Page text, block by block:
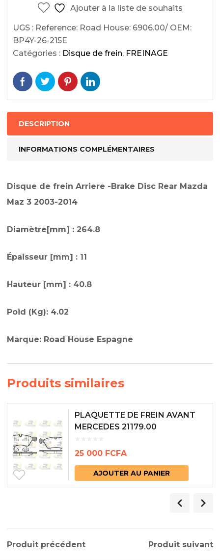
Ajouter à la liste de souhaits
UGS : Reference: Road House: 6906.00/ OEM:
BP4Y-26-215E
Catégories : Disque de frein, FREINAGE
DESCRIPTION
INFORMATIONS COMPLÉMENTAIRES
Disque de frein Arriere -Brake Disc Rear Mazda
Maz 3 2003-2014
Diamètre[mm] : 264.8
Épaisseur [mm] : 11
Hauteur [mm] : 40.8
Poid (Kg): 4.02
Marque: Road House Espagne
Produits similaires
PLAQUETTE DE FREIN AVANT
MERCEDES 21179.00
25 000 FCFA
AJOUTER AU PANIER
Produit précédent Produit suivant